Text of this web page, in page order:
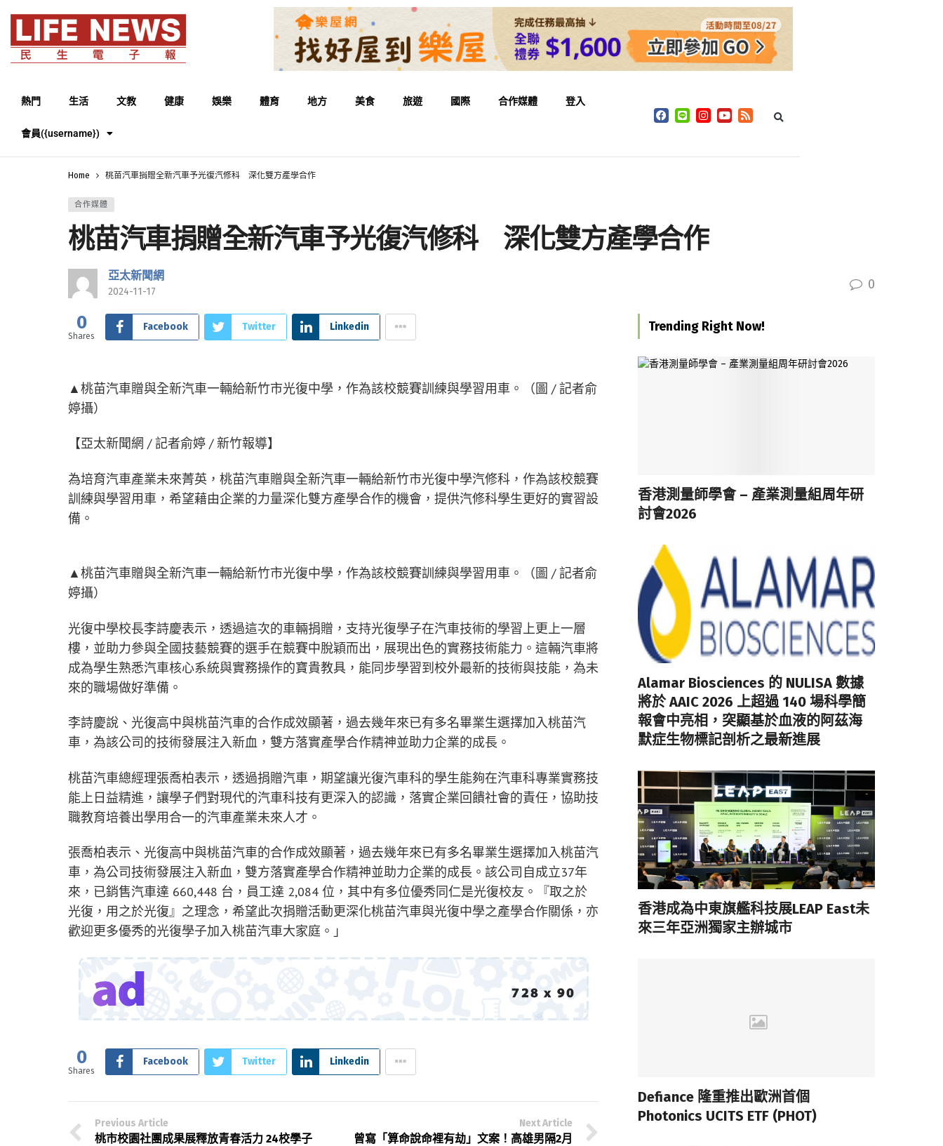
熱門 生活 文教 健康 娛樂 體育 地方 美食 旅遊 國際 合作媒體 登入
會員({username})
Home 桃苗汽車捐贈全新汽車予光復汽修科 深化雙方產學合作
合作媒體
桃苗汽車捐贈全新汽車予光復汽修科 深化雙方產學合作
亞太新聞網
2024-11-17 0
0
Shares
Facebook Twitter Linkedin
▲桃苗汽車贈與全新汽車一輛給新竹市光復中學，作為該校競賽訓練與學習用車。（圖 / 記者俞
婷攝）
【亞太新聞網 / 記者俞婷 / 新竹報導】
為培育汽車產業未來菁英，桃苗汽車贈與全新汽車一輛給新竹市光復中學汽修科，作為該校競賽
訓練與學習用車，希望藉由企業的力量深化雙方產學合作的機會，提供汽修科學生更好的實習設
備。
▲桃苗汽車贈與全新汽車一輛給新竹市光復中學，作為該校競賽訓練與學習用車。（圖 / 記者俞
婷攝）
光復中學校長李詩慶表示，透過這次的車輛捐贈，支持光復學子在汽車技術的學習上更上一層
樓，並助力參與全國技藝競賽的選手在競賽中脫穎而出，展現出色的實務技術能力。這輛汽車將
成為學生熟悉汽車核心系統與實務操作的寶貴教具，能同步學習到校外最新的技術與技能，為未
來的職場做好準備。
李詩慶說、光復高中與桃苗汽車的合作成效顯著，過去幾年來已有多名畢業生選擇加入桃苗汽
車，為該公司的技術發展注入新血，雙方落實產學合作精神並助力企業的成長。
桃苗汽車總經理張喬柏表示，透過捐贈汽車，期望讓光復汽車科的學生能夠在汽車科專業實務技
能上日益精進，讓學子們對現代的汽車科技有更深入的認識，落實企業回饋社會的責任，協助技
職教育培養出學用合一的汽車產業未來人才。
張喬柏表示、光復高中與桃苗汽車的合作成效顯著，過去幾年來已有多名畢業生選擇加入桃苗汽
車，為公司技術發展注入新血，雙方落實產學合作精神並助力企業的成長。該公司自成立37年
來，已銷售汽車達 660,448 台，員工達 2,084 位，其中有多位優秀同仁是光復校友。『取之於
光復，用之於光復』之理念，希望此次捐贈活動更深化桃苗汽車與光復中學之產學合作關係，亦
歡迎更多優秀的光復學子加入桃苗汽車大家庭。」
0
Shares
Facebook Twitter Linkedin
Previous Article
桃市校園社團成果展釋放青春活力 24校學子
Next Article
曾寫「算命說命裡有劫」文案！高雄男隔2月
Trending Right Now!
香港測量師學會 – 產業測量組周年研
討會2026
Alamar Biosciences 的 NULISA 數據
將於 AAIC 2026 上超過 140 場科學簡
報會中亮相，突顯基於血液的阿茲海
默症生物標記剖析之最新進展
香港成為中東旗艦科技展LEAP East未
來三年亞洲獨家主辦城市
Defiance 隆重推出歐洲首個
Photonics UCITS ETF (PHOT)